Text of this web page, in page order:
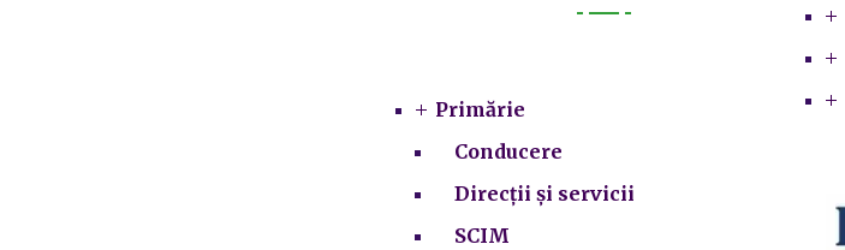
Primărie
Conducere
Direcții și servicii
SCIM